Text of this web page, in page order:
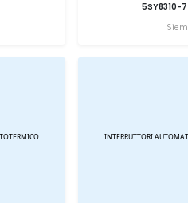
5SY8310-